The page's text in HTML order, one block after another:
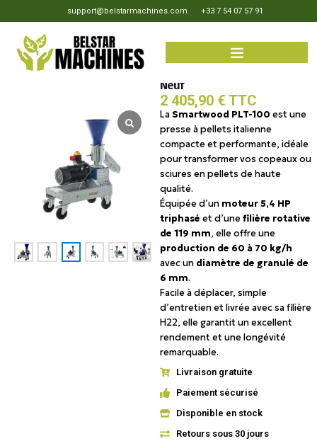
support@belstarmachines.com +33 7 54 07 57 91
Smartwood PLT-100 – Presse à
Neuf
2 405,90 € TTC
LaSmartwood PLT-100 est une
presse à pellets italienne
compacte et performante, idéale
pour transformer vos copeaux ou
sciures en pellets de haute
qualité.
Équipée d’un moteur 5,4 HP
triphasé et d’unefilière rotative
de 119 mm, elle offre une
production de 60 à 70 kg/h
avec un diamètre de granulé de
6 mm.
Facile à déplacer, simple
d’entretien et livrée avec sa filière
H22, elle garantit un excellent
rendement et une longévité
remarquable.
Livraison gratuite
Paiement sécurisé
Disponible en stock
Retours sous 30 jours